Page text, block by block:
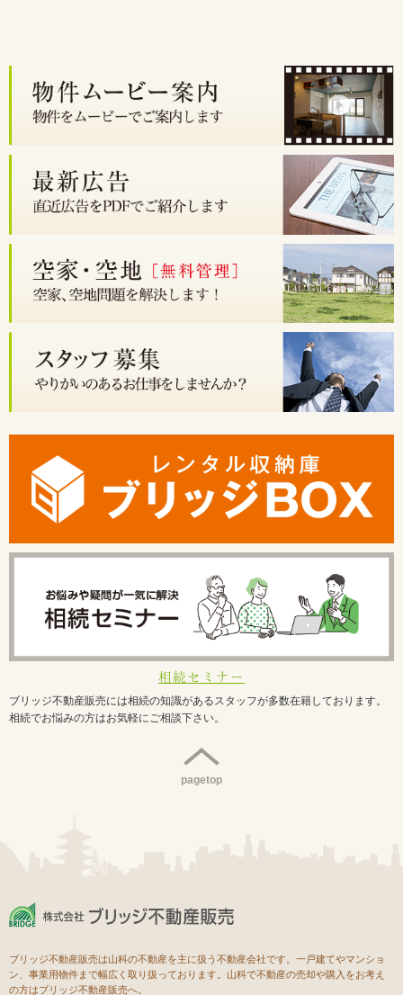
相続セミナー
ブリッジ不動産販売には相続の知識があるスタッフが多数在籍しております。
相続でお悩みの方はお気軽にご相談下さい。
pagetop
ブリッジ不動産販売は山科の不動産を主に扱う不動産会社です。一戸建てやマンショ
ン、事業用物件まで幅広く取り扱っております。山科で不動産の売却や購入をお考え
の方はブリッジ不動産販売へ。